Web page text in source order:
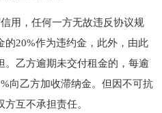
，任何一方无故违反协议规
的20%作为违约金，此外，由此
。乙方逾期未交付租金的，每逾
向乙方加收滞纳金。但因不可抗
互不承担责任。